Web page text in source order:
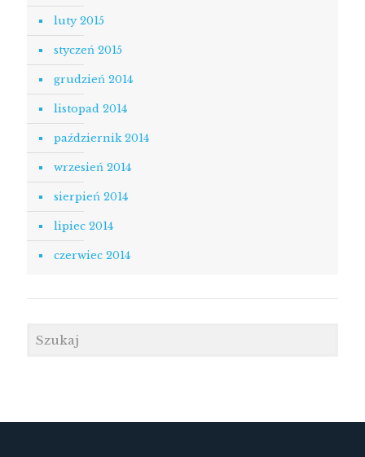
luty 2015
styczeń 2015
grudzień 2014
listopad 2014
październik 2014
wrzesień 2014
sierpień 2014
lipiec 2014
czerwiec 2014